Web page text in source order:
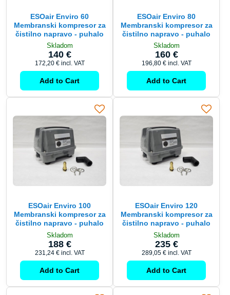
ESOair Enviro 60
Membranski kompresor za
čistilno napravo - puhalo
Skladom
140 €
172,20 € incl. VAT
Add to Cart
ESOair Enviro 80
Membranski kompresor za
čistilno napravo - puhalo
Skladom
160 €
196,80 € incl. VAT
Add to Cart
ESOair Enviro 100
Membranski kompresor za
čistilno napravo - puhalo
Skladom
188 €
231,24 € incl. VAT
Add to Cart
ESOair Enviro 120
Membranski kompresor za
čistilno napravo - puhalo
Skladom
235 €
289,05 € incl. VAT
Add to Cart